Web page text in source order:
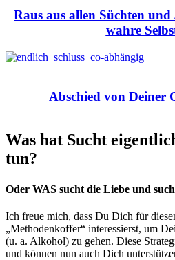
Raus aus allen Süchten
wahre
Abschied von Deiner
Was hat Sucht
tun?
Oder WAS sucht die Liebe und
Ich freue mich, dass Du Dich für
„Methodenkoffer“ interessierst, um
(u. a. Alkohol) zu gehen. Diese
und können nun auch Dich